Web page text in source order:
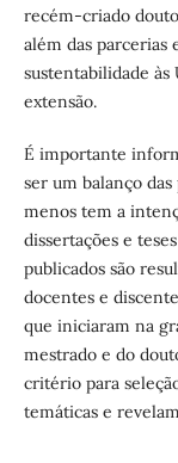
recém-criado
além das
sustentabilidade às
extensão.
É importante
ser um balanço
menos tem a
dissertações e
publicados são
docentes e
que iniciaram na
mestrado e do
critério para
temáticas e